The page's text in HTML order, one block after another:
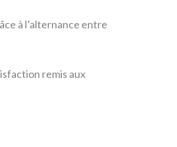
à l’alternance entre
remis aux